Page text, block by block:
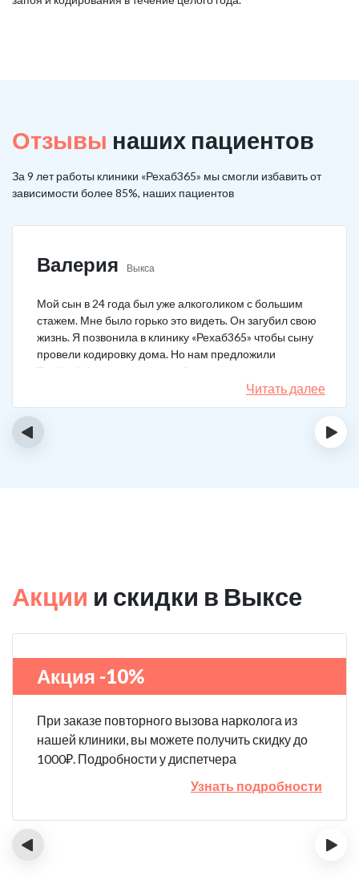
Отзывы наших пациентов
За 9 лет работы клиники «Рехаб365» мы смогли избавить от
зависимости более 85%, наших пациентов
Валерия Выкса
Мой сын в 24 года был уже алкоголиком с большим
стажем. Мне было горько это видеть. Он загубил свою
жизнь. Я позвонила в клинику «Рехаб365» чтобы сыну
провели кодировку дома. Но нам предложили
Тройной блок в клинике, чтобы уж наверняка помогло.
Мы согласились. Вот уже 4 месяца как сын не пьет. На
работу устроился, дома помогает, девушку завел.
Читать далее
‹ ›
Акции и скидки в Выксе
Акция -10%
При заказе повторного вызова нарколога из
нашей клиники, вы можете получить скидку до
1000₽. Подробности у диспетчера
Узнать подробности
‹ ›